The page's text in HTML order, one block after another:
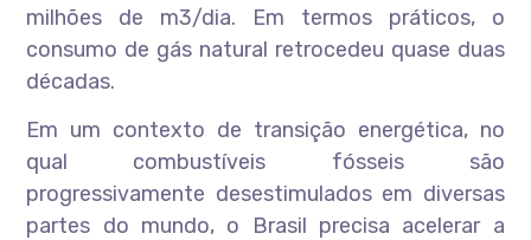
milhões de m3/dia. Em termos práticos, o
consumo de gás natural retrocedeu quase duas
décadas.
Em um contexto de transição energética, no
qual combustíveis fósseis são
progressivamente desestimulados em diversas
partes do mundo, o Brasil precisa acelerar a